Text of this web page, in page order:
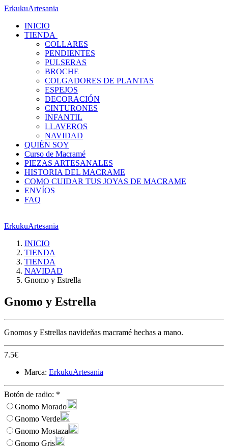
ErkukuArtesania
INICIO
TIENDA
COLLARES
PENDIENTES
PULSERAS
BROCHE
COLGADORES DE PLANTAS
ESPEJOS
DECORACIÓN
CINTURONES
INFANTIL
LLAVEROS
NAVIDAD
QUIÉN SOY
Curso de Macramé
PIEZAS ARTESANALES
HISTORIA DEL MACRAME
COMO CUIDAR TUS JOYAS DE MACRAME
ENVÍOS
FAQ
ErkukuArtesania
INICIO
TIENDA
TIENDA
NAVIDAD
Gnomo y Estrella
Gnomo y Estrella
Gnomos y Estrellas navideñas macramé hechas a mano.
7.5€
Marca: ErkukuArtesania
Botón de radio: *
Gnomo Morado
Gnomo Verde
Gnomo Mostaza
Gnomo Gris